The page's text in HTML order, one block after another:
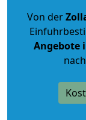
Von der
Angebote